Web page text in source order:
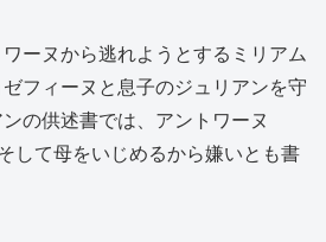
ーヌから逃れようとするミリアム
フィーヌと息子のジュリアンを守
の供述書では、アントワーヌ
して母をいじめるから嫌いとも書